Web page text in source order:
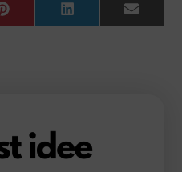
PinterestLinkedInEmail